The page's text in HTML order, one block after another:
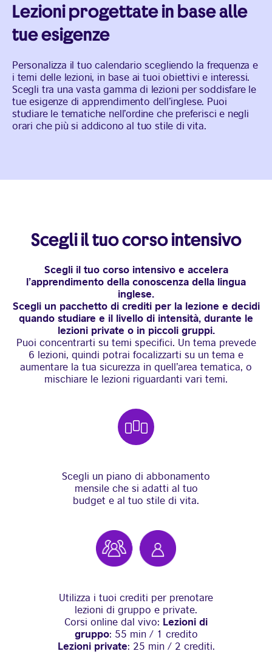
Lezioni progettate in base alle
tue esigenze
Personalizza il tuo calendario scegliendo la frequenza e
i temi delle lezioni, in base ai tuoi obiettivi e interessi.
Scegli tra una vasta gamma di lezioni per soddisfare le
tue esigenze di apprendimento dell’inglese. Puoi
studiare le tematiche nell’ordine che preferisci e negli
orari che più si addicono al tuo stile di vita.
Scegli il tuo corso intensivo
Scegli il tuo corso intensivo e accelera
l’apprendimento della conoscenza della lingua
inglese.
Scegli un pacchetto di crediti per la lezione e decidi
quando studiare e il livello di intensità, durante le
lezioni private o in piccoli gruppi.
Puoi concentrarti su temi specifici. Un tema prevede
6 lezioni, quindi potrai focalizzarti su un tema e
aumentare la tua sicurezza in quell’area tematica, o
mischiare le lezioni riguardanti vari temi.
Scegli un piano di abbonamento
mensile che si adatti al tuo
budget e al tuo stile di vita.
Utilizza i tuoi crediti per prenotare
lezioni di gruppo e private.
Corsi online dal vivo: Lezioni di
gruppo: 55 min / 1 credito
Lezioni private: 25 min / 2 crediti.